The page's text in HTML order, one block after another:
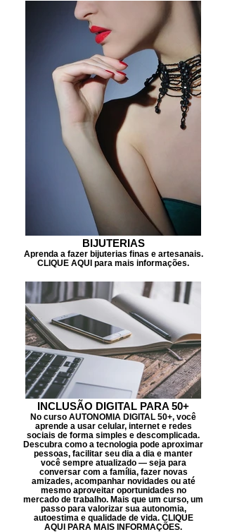
BIJUTERIAS
Aprenda a fazer bijuterias finas e artesanais.
CLIQUE AQUI para mais informações.
INCLUSÃO DIGITAL PARA 50+
No curso AUTONOMIA DIGITAL 50+, você
aprende a usar celular, internet e redes
sociais de forma simples e descomplicada.
Descubra como a tecnologia pode aproximar
pessoas, facilitar seu dia a dia e manter
você sempre atualizado — seja para
conversar com a família, fazer novas
amizades, acompanhar novidades ou até
mesmo aproveitar oportunidades no
mercado de trabalho. Mais que um curso, um
passo para valorizar sua autonomia,
autoestima e qualidade de vida. CLIQUE
AQUI PARA MAIS INFORMAÇÕES.